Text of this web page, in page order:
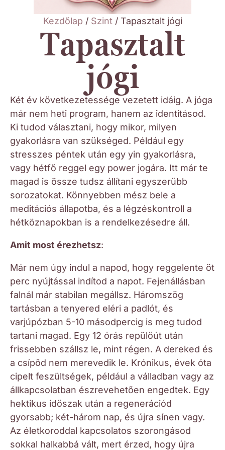
Kezdőlap / Szint/ Tapasztalt jógi
Tapasztalt
jógi
Két év következetessége vezetett idáig. A jóga
már nem heti program, hanem az identitásod.
Ki tudod választani, hogy mikor, milyen
gyakorlásra van szükséged. Például egy
stresszes péntek után egy yin gyakorlásra,
vagy hétfő reggel egy power jogára. Itt már te
magad is össze tudsz állítani egyszerűbb
sorozatokat. Könnyebben mész bele a
meditációs állapotba, és a légzéskontroll a
hétköznapokban is a rendelkezésedre áll.
Amit most érezhetsz:
Már nem úgy indul a napod, hogy reggelente öt
perc nyújtással indítod a napot. Fejenállásban
falnál már stabilan megállsz. Háromszög
tartásban a tenyered eléri a padlót, és
varjúpózban 5-10 másodpercig is meg tudod
tartani magad. Egy 12 órás repülőút után
frissebben szállsz le, mint régen. A dereked és
a csípőd nem merevedik le. Krónikus, évek óta
cipelt feszültségek, például a válladban vagy az
állkapcsolatban észrevehetően engedtek. Egy
hektikus időszak után a regenerációd
gyorsabb; két-három nap, és újra sínen vagy.
Az életkoroddal kapcsolatos szorongásod
sokkal halkabbá vált, mert érzed, hogy újra